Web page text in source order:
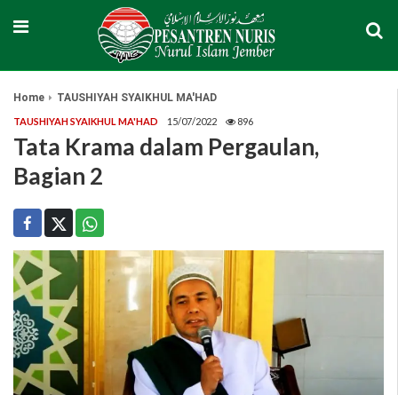
Home TAUSHIYAH SYAIKHUL MA'HAD
TAUSHIYAH SYAIKHUL MA'HAD 15/07/2022 896
Tata Krama dalam Pergaulan,
Bagian 2